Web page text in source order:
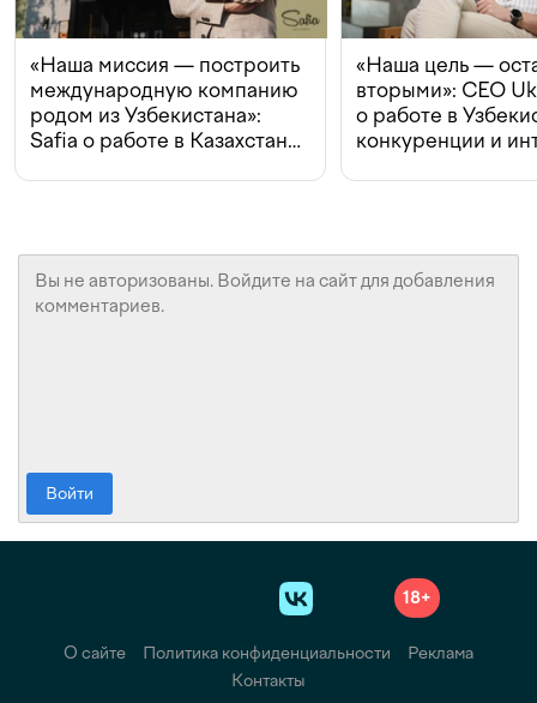
«Наша миссия — построить
международную компанию
родом из Узбекистана»:
Safia о работе в Казахстане,
«Наша цель —
вторыми»: CEO
о работе в
конкуренции и
Войти
18+
О сайте Политика конфиденциальности
Реклама
Контакты